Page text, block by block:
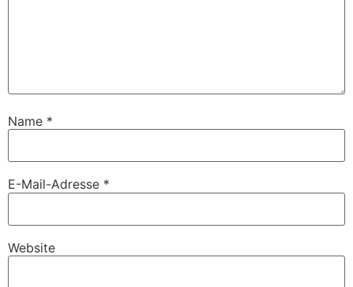
Name *
E-Mail-Adresse *
Website